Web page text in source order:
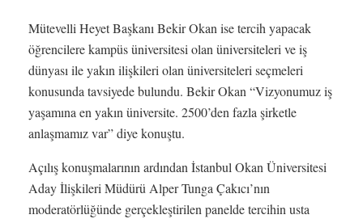
Mütevelli Heyet Başkanı Bekir Okan ise tercih yapacak
öğrencilere kampüs üniversitesi olan üniversiteleri ve iş
dünyası ile yakın ilişkileri olan üniversiteleri seçmeleri
konusunda tavsiyede bulundu. Bekir Okan “Vizyonumuz iş
yaşamına en yakın üniversite. 2500’den fazla şirketle
anlaşmamız var” diye konuştu.
Açılış konuşmalarının ardından İstanbul Okan Üniversitesi
Aday İlişkileri Müdürü Alper Tunga Çakıcı’nın
moderatörlüğünde gerçekleştirilen panelde tercihin usta